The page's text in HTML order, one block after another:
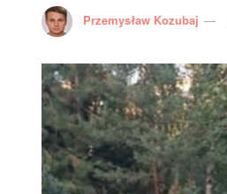
Przemysław Kozubaj